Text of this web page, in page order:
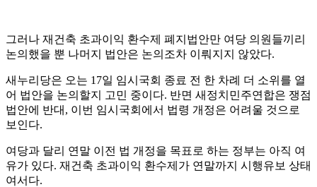
그러나 재건축 초과이익 환수제 폐지법안만 여당 의원들끼리
논의했을 뿐 나머지 법안은 논의조차 이뤄지지 않았다.
새누리당은 오는 17일 임시국회 종료 전 한 차례 더 소위를 열
어 법안을 논의할지 고민 중이다. 반면 새정치민주연합은 쟁점
법안에 반대, 이번 임시국회에서 법령 개정은 어려울 것으로
보인다.
여당과 달리 연말 이전 법 개정을 목표로 하는 정부는 아직 여
유가 있다. 재건축 초과이익 환수제가 연말까지 시행유보 상태
여서다.